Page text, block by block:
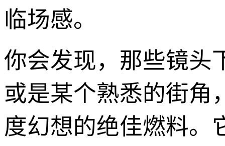
临场感。
你会发现，那些镜头
或是某个熟悉的街角
度幻想的绝佳燃料。